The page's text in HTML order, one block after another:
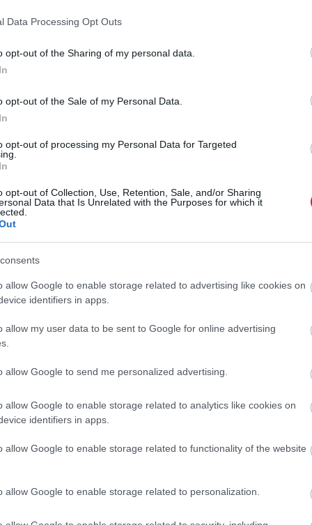
Data Processing Opt Outs
opt-out of the Sharing of my personal data.
opt-out of the Sale of my Personal Data.
opt-out of processing my Personal Data for Targeted
opt-out of Collection, Use, Retention, Sale, and/or Sharing
Data that Is Unrelated with the Purposes for which it
allow Google to enable storage related to advertising like cookies on
identifiers in apps.
allow my user data to be sent to Google for online advertising
allow Google to send me personalized advertising.
allow Google to enable storage related to analytics like cookies on
identifiers in apps.
allow Google to enable storage related to functionality of the website
allow Google to enable storage related to personalization.
de messze nem örök életűek.
Floppy lemez
jegyezték be a Floppy szabadalmát, de a munka
megkezdődött rajta.
gyártó már öt évre előre eladta
18:33
fest, nem enyhül egyhamar a tárhely- és memóriaválság.
Google Fordító, menő új funkcióval
jobb, ha vigyázunk az
mert már a garanciális csere
15:51
tudtak volna neki segíteni.
tarthatja a PlayStation 6 árát,